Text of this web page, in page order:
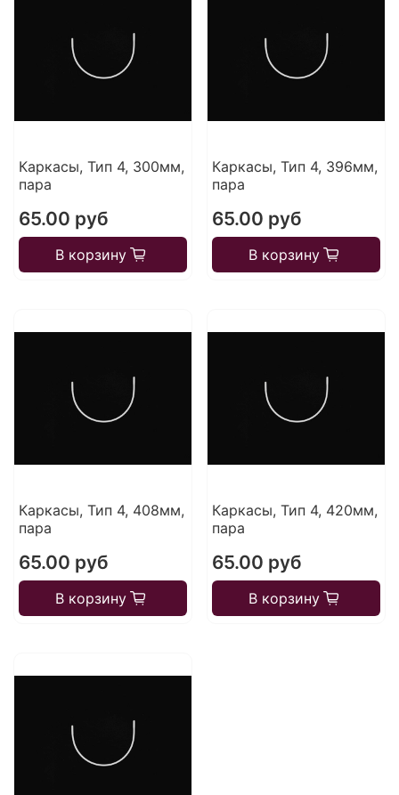
Каркасы, Тип 4, 300мм,
пара
65.00 руб
В корзину
Каркасы, Тип 4, 396мм,
пара
65.00 руб
В корзину
Каркасы, Тип 4, 408мм,
пара
65.00 руб
В корзину
Каркасы, Тип 4, 420мм,
пара
65.00 руб
В корзину